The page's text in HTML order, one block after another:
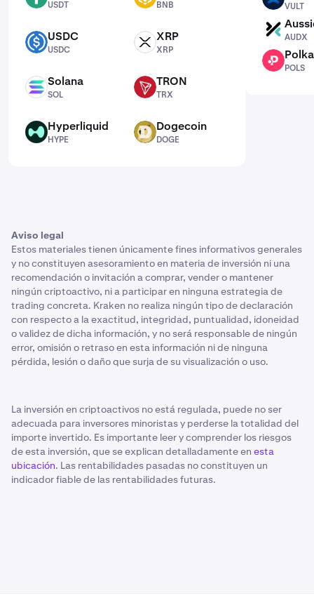
USDT BNB
USDC USDC
USDC
XRP XRP
XRP
SOL Solana
SOL
TRX TRON
TRX
HYPE Hyperliquid
HYPE
DOGE Dogecoin
DOGE
VULT
AUDX
AUDX
POLS
POLS
Aviso legal
Estos materiales tienen únicamente fines informativos generales
y no constituyen asesoramiento en materia de inversión ni una
recomendación o invitación a comprar, vender o mantener
ningún criptoactivo, ni a participar en ninguna estrategia de
trading concreta. Kraken no realiza ningún tipo de declaración
con respecto a la exactitud, integridad, puntualidad, idoneidad
o validez de dicha información, y no será responsable de ningún
error, omisión o retraso en esta información ni de ninguna
pérdida, lesión o daño que surja de su visualización o uso.
La inversión en criptoactivos no está regulada, puede no ser
adecuada para inversores minoristas y perderse la totalidad del
importe invertido. Es importante leer y comprender los riesgos
de esta inversión, que se explican detalladamente en esta
ubicación. Las rentabilidades pasadas no constituyen un
indicador fiable de las rentabilidades futuras.